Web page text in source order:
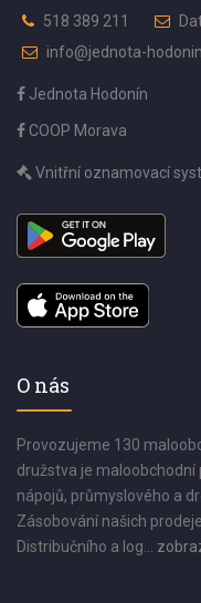
518 389 211
info@jednota-
Jednota Hodonín
COOP Morava
Vnitřní oznamovací
O nás
Provozujeme 130
družstva je
nápojů, průmyslového a
Zásobování našich
Distribučního a log...